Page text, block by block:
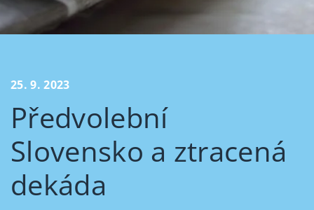
25. 9. 2023
Předvolební
Slovensko a ztracená
dekáda